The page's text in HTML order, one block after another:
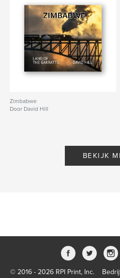
Zimbabwe
Door David Hill
BEKIJK
© 2016 - 2026 RPI Print, Inc.